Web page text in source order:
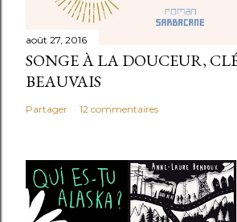
août 27, 2016
SONGE À LA DOUCEUR,
BEAUVAIS
Partager 12 commentaires